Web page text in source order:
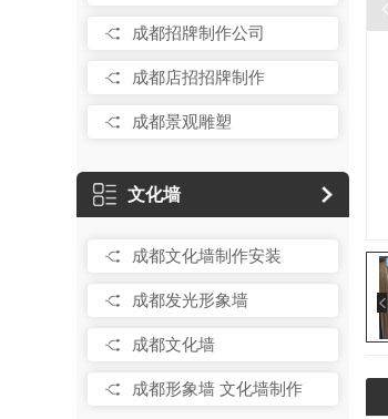
成都招牌制作公司
成都店招招牌制作
成都景观雕塑
文化墙
成都文化墙制作安装
成都发光形象墙
成都文化墙
成都形象墙 文化墙制作